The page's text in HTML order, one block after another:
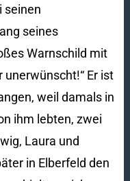
seinen
seines
Warnschild mit
unerwünscht!“ Er ist
weil damals in
ihm lebten, zwei
Laura und
in Elberfeld den